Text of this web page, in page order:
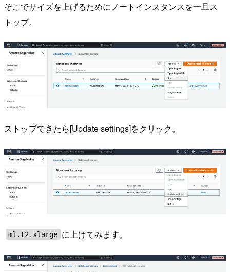
そこでサイズを上げるためにノートインスタンスを一旦ス
トップ。
ストップできたら[Update settings]をクリック。
ml.t2.xlarge に上げてみます。